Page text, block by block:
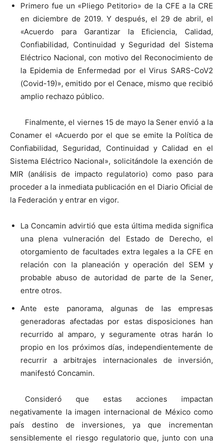
Primero fue un «Pliego Petitorio» de la CFE a la CRE
en diciembre de 2019. Y después, el 29 de abril, el
«Acuerdo para Garantizar la Eficiencia, Calidad,
Confiabilidad, Continuidad y Seguridad del Sistema
Eléctrico Nacional, con motivo del Reconocimiento de
la Epidemia de Enfermedad por el Virus SARS-CoV2
(Covid-19)», emitido por el Cenace, mismo que recibió
amplio rechazo público.
Finalmente, el viernes 15 de mayo la Sener envió a la
Conamer el «Acuerdo por el que se emite la Política de
Confiabilidad, Seguridad, Continuidad y Calidad en el
Sistema Eléctrico Nacional», solicitándole la exención de
MIR (análisis de impacto regulatorio) como paso para
proceder a la inmediata publicación en el Diario Oficial de
la Federación y entrar en vigor.
La Concamin advirtió que esta última medida significa
una plena vulneración del Estado de Derecho, el
otorgamiento de facultades extra legales a la CFE en
relación con la planeación y operación del SEM y
probable abuso de autoridad de parte de la Sener,
entre otros.
Ante este panorama, algunas de las empresas
generadoras afectadas por estas disposiciones han
recurrido al amparo, y seguramente otras harán lo
propio en los próximos días, independientemente de
recurrir a arbitrajes internacionales de inversión,
manifestó Concamin.
Consideró que estas acciones impactan
negativamente la imagen internacional de México como
país destino de inversiones, ya que incrementan
sensiblemente el riesgo regulatorio que, junto con una